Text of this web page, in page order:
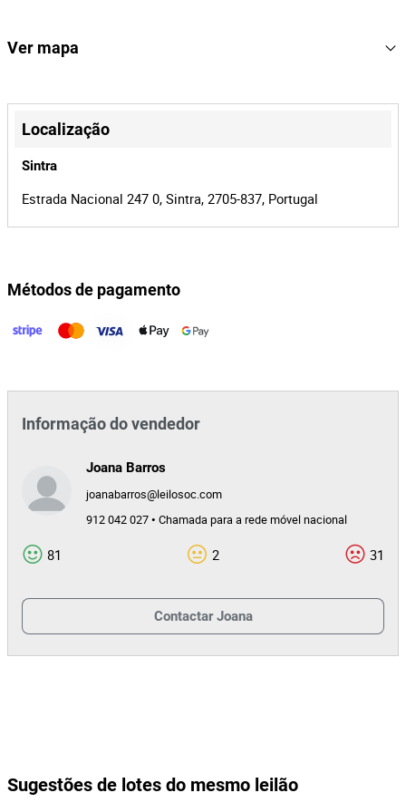
Referência
Id do leilão 41548
Id do lote
Ver mapa
+
−
Localização
Sintra
Estrada Nacional 247 0, Sintra, 2705-837, Portugal
Métodos de pagamento
Informação do vendedor
Joana Barros
joanabarros@leilosoc.com
912 042 027 • Chamada para a rede móvel nacional
81 2 31
Contactar Joana
Sugestões de lotes do mesmo leilão